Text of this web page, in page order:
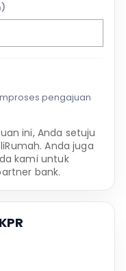
pengajuan
ini, Anda setuju
Anda juga
kami untuk
bank.